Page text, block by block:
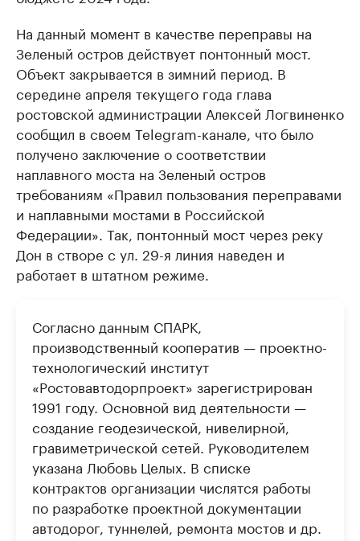
На данный момент в качестве переправы на
Зеленый остров действует понтонный мост.
Объект закрывается в зимний период. В
середине апреля текущего года глава
ростовской администрации Алексей Логвиненко
сообщил в своем Telegram-канале, что было
получено заключение о соответствии
наплавного моста на Зеленый остров
требованиям «Правил пользования переправами
и наплавными мостами в Российской
Федерации». Так, понтонный мост через реку
Дон в створе с ул. 29-я линия наведен и
работает в штатном режиме.
Согласно данным СПАРК,
производственный кооператив — проектно-
технологический институт
«Ростовавтодорпроект» зарегистрирован
1991 году. Основной вид деятельности —
создание геодезической, нивелирной,
гравиметрической сетей. Руководителем
указана Любовь Целых. В списке
контрактов организации числятся работы
по разработке проектной документации
автодорог, туннелей, ремонта мостов и др.